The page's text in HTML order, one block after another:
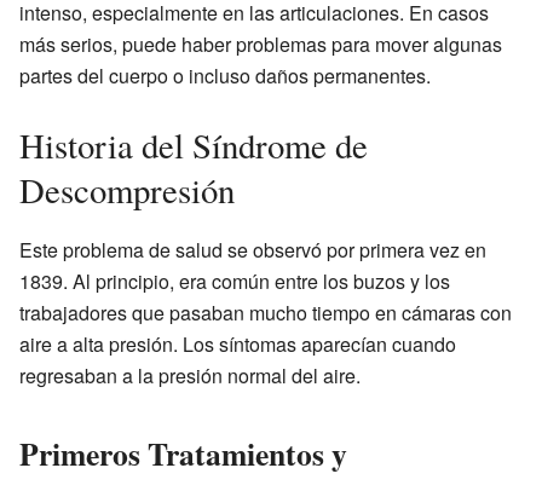
intenso, especialmente en las articulaciones. En casos
más serios, puede haber problemas para mover algunas
partes del cuerpo o incluso daños permanentes.
Historia del Síndrome de
Descompresión
Este problema de salud se observó por primera vez en
1839. Al principio, era común entre los buzos y los
trabajadores que pasaban mucho tiempo en cámaras con
aire a alta presión. Los síntomas aparecían cuando
regresaban a la presión normal del aire.
Primeros Tratamientos y